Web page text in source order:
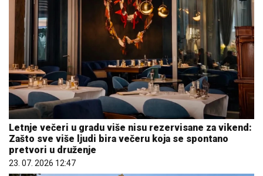
Letnje večeri u gradu više nisu rezervisane za vikend:
Zašto sve više ljudi bira večeru koja se spontano
pretvori u druženje
23. 07. 2026 12:47